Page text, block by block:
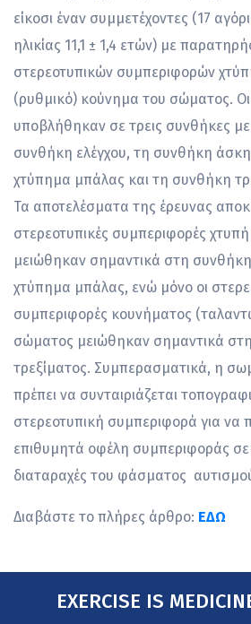
είκοσι έναν συμμετέχοντες (17
ηλικίας 11,1 ± 1,4 ετών) με
στερεοτυπικών συμπεριφορών
(ρυθμικό) κούνημα του σώματος. Οι
υποβλήθηκαν σε τρεις συνθήκες με
συνθήκη ελέγχου, τη συνθήκη
χτύπημα μπάλας και τη συνθήκη
Τα αποτελέσματα της έρευνας
στερεοτυπικές συμπεριφορές
μειώθηκαν σημαντικά στη
χτύπημα μπάλας, ενώ μόνο οι
συμπεριφορές κουνήματος
σώματος μειώθηκαν σημαντικά
τρεξίματος. Συμπερασματικά, η
πρέπει να συνταιριάζεται
στερεοτυπική συμπεριφορά για να
επιθυμητά οφέλη συμπεριφοράς σε
διαταραχές του φάσματος
Διαβάστε το πλήρες άρθρο: ΕΔΩ
EXERCISE IS